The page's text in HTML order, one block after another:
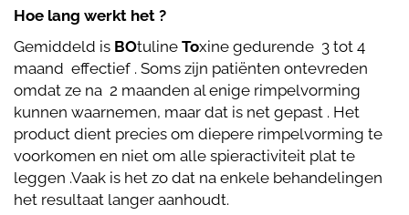
Hoe lang werkt het ?
Gemiddeld is BOtuline Toxine gedurende 3 tot 4
maand effectief . Soms zijn patiënten ontevreden
omdat ze na 2 maanden al enige rimpelvorming
kunnen waarnemen, maar dat is net gepast . Het
product dient precies om diepere rimpelvorming te
voorkomen en niet om alle spieractiviteit plat te
leggen .Vaak is het zo dat na enkele behandelingen
het resultaat langer aanhoudt.